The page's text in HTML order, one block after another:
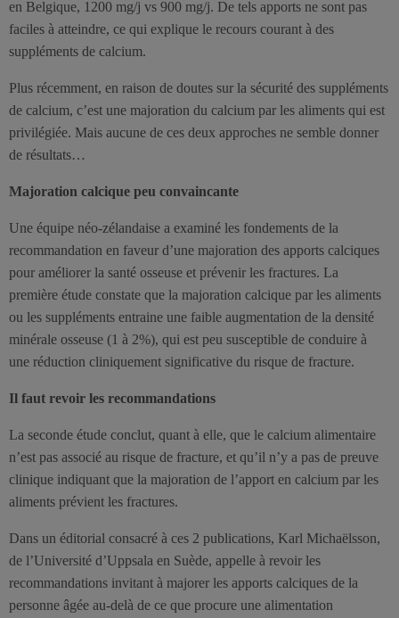
en Belgique, 1200 mg/j vs 900 mg/j. De tels apports ne sont pas
faciles à atteindre, ce qui explique le recours courant à des
suppléments de calcium.
Plus récemment, en raison de doutes sur la sécurité des suppléments
de calcium, c’est une majoration du calcium par les aliments qui est
privilégiée. Mais aucune de ces deux approches ne semble donner
de résultats…
Majoration calcique peu convaincante
Une équipe néo-zélandaise a examiné les fondements de la
recommandation en faveur d’une majoration des apports calciques
pour améliorer la santé osseuse et prévenir les fractures. La
première étude constate que la majoration calcique par les aliments
ou les suppléments entraine une faible augmentation de la densité
minérale osseuse (1 à 2%), qui est peu susceptible de conduire à
une réduction cliniquement significative du risque de fracture.
Il faut revoir les recommandations
La seconde étude conclut, quant à elle, que le calcium alimentaire
n’est pas associé au risque de fracture, et qu’il n’y a pas de preuve
clinique indiquant que la majoration de l’apport en calcium par les
aliments prévient les fractures.
Dans un éditorial consacré à ces 2 publications, Karl Michaëlsson,
de l’Université d’Uppsala en Suède, appelle à revoir les
recommandations invitant à majorer les apports calciques de la
personne âgée au-delà de ce que procure une alimentation